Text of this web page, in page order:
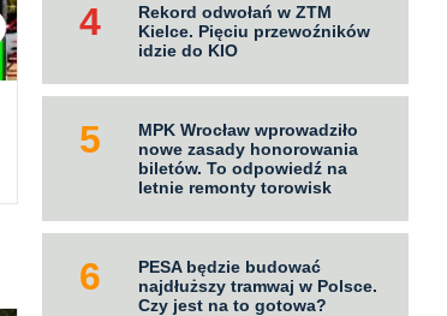
autobusów BMC na HVO.
Największy kontrakt Autobagi
w Polsce
KONTRAKTY 05.08.2026
Rekord odwołań w ZTM
Kielce. Pięciu przewoźników
idzie do KIO
MPK Wrocław wprowadziło
nowe zasady honorowania
biletów. To odpowiedź na
letnie remonty torowisk
PESA będzie budować
najdłuższy tramwaj w Polsce.
Czy jest na to gotowa?